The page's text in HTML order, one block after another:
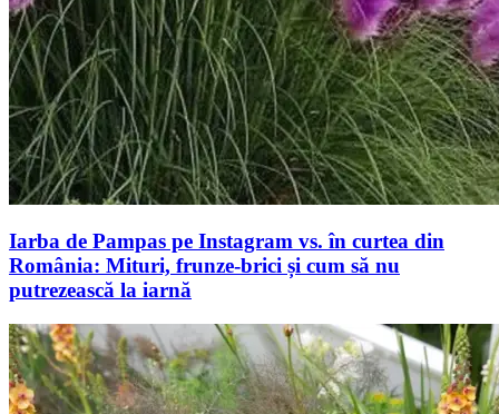
Iarba de Pampas pe Instagram vs. în curtea din
România: Mituri, frunze-brici și cum să nu
putrezească la iarnă